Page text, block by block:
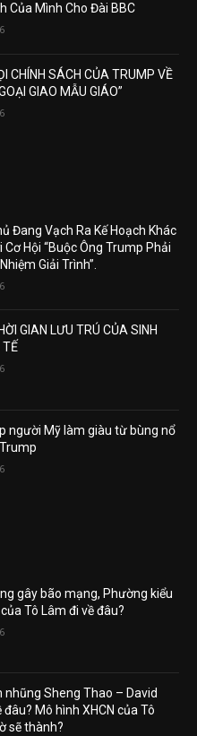
Của Mình Cho Đài BBC
CHÍNH SÁCH CỦA TRUMP VỀ
GIAO MẪU GIÁO”
Đang Vạch Ra Kế Hoạch Khác
Hội “Buộc Ông Trump Phải
Giải Trình”.
GIAN LƯU TRÚ CỦA SINH
TẾ
người Mỹ làm giàu từ bùng nổ
gây bão mạng, Phường kiểu
Tô Lâm đi về đâu?
nhũng Sheng Thao – David
đâu? Mô hình XHCN của Tô
sẽ thành?